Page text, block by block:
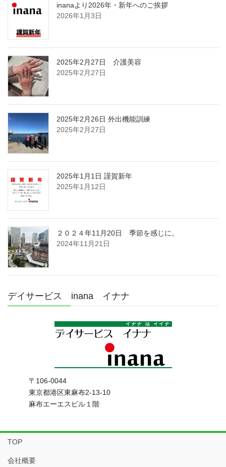
inanaより2026年・新年へのご挨拶
2026年1月3日
2025年2月27日 介護美容
2025年2月27日
2025年2月26日 外出機能訓練
2025年2月27日
2025年1月1日 謹賀新年
2025年1月12日
２０２４年11月20日 季節を感じに。
2024年11月21日
デイサービス inana イナナ
〒106-0044
東京都港区東麻布2-13-10
麻布エーエスビル１階
TOP
会社概要